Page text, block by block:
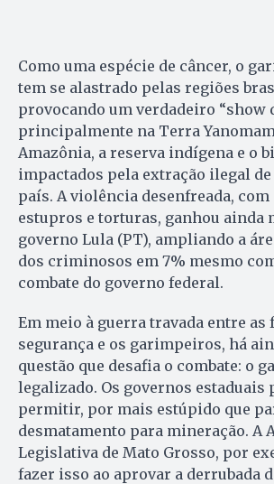
Como uma espécie de câncer, o
tem se alastrado pelas regiões
provocando um verdadeiro “show
principalmente na Terra
Amazônia, a reserva indígena e o
impactados pela extração ilegal
país. A violência desenfreada, com
estupros e torturas, ganhou ainda
governo Lula (PT), ampliando a
dos criminosos em 7% mesmo
combate do governo federal.
Em meio à guerra travada entre as
segurança e os garimpeiros, há
questão que desafia o combate: o
legalizado. Os governos estaduais
permitir, por mais estúpido que
desmatamento para mineração. A
Legislativa de Mato Grosso, por
fazer isso ao aprovar a derrubada